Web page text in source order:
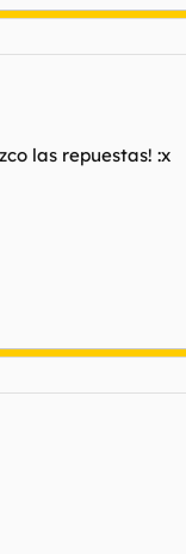
las repuestas! :x